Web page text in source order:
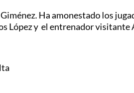
Ha amonestado los
López y el entrenador